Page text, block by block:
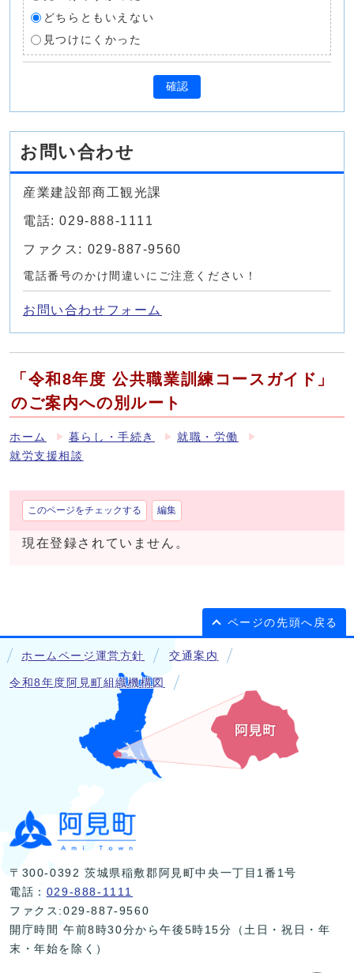
どちらともいえない
見つけにくかった
確認
お問い合わせ
産業建設部商工観光課
電話: 029-888-1111
ファクス: 029-887-9560
電話番号のかけ間違いにご注意ください！
お問い合わせフォーム
「令和8年度 公共職業訓練コースガイド」
のご案内への別ルート
ホーム 暮らし・手続き
就職・労働
就労支援相談
このページをチェックする 編集
現在登録されていません。
ページの先頭へ戻る
ホームページ運営方針 交通案内
令和8年度阿見町組織機構図
〒300-0392 茨城県稲敷郡阿見町中央一丁目1番1号
電話： 029-888-1111
ファクス:029-887-9560
開庁時間 午前8時30分から午後5時15分（土日・祝日・年
末・年始を除く）